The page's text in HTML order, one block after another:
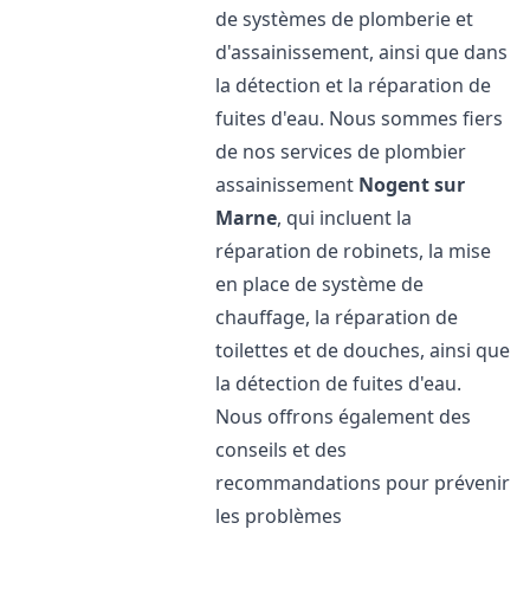
de systèmes de plomberie et
d'assainissement, ainsi que dans
la détection et la réparation de
fuites d'eau. Nous sommes fiers
de nos services de plombier
assainissement Nogent sur
Marne, qui incluent la
réparation de robinets, la mise
en place de système de
chauffage, la réparation de
toilettes et de douches, ainsi que
la détection de fuites d'eau.
Nous offrons également des
conseils et des
recommandations pour prévenir
les problèmes